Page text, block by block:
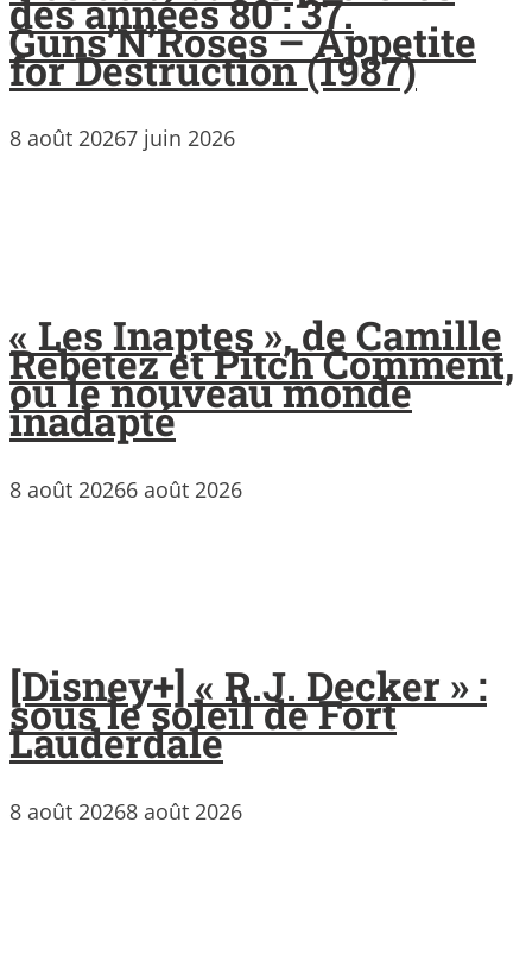
des années 80 : 37.
Guns’N’Roses – Appetite
for Destruction (1987)
8 août 20267 juin 2026
« Les Inaptes », de Camille
Rebetez et Pitch Comment,
ou le nouveau monde
inadapté
8 août 20266 août 2026
[Disney+] « R.J. Decker » :
sous le soleil de Fort
Lauderdale
8 août 20268 août 2026